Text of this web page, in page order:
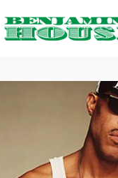
EXCLUSIVE
GLOBAL